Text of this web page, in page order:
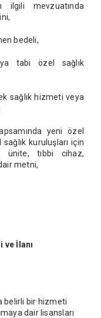
ilgili mevzuatında
bedeli,
tabi özel sağlık
sağlık hizmeti veya
yeni özel
kuruluşları için
ünite, tıbbi cihaz,
metni,
ve İlanı
belirli bir hizmeti
dair lisansları